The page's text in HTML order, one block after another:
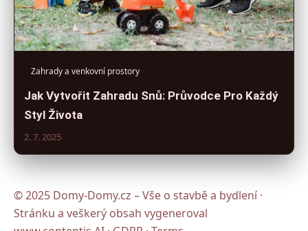
Zahrady a venkovní prostory
Jak Vytvořit Zahradu Snů: Průvodce Pro Každý
Styl Života
2. 7. 2025
© 2025 Domy-Domy.cz – Vše o stavbě a bydlení ·
Stránku a veškerý obsah vygeneroval